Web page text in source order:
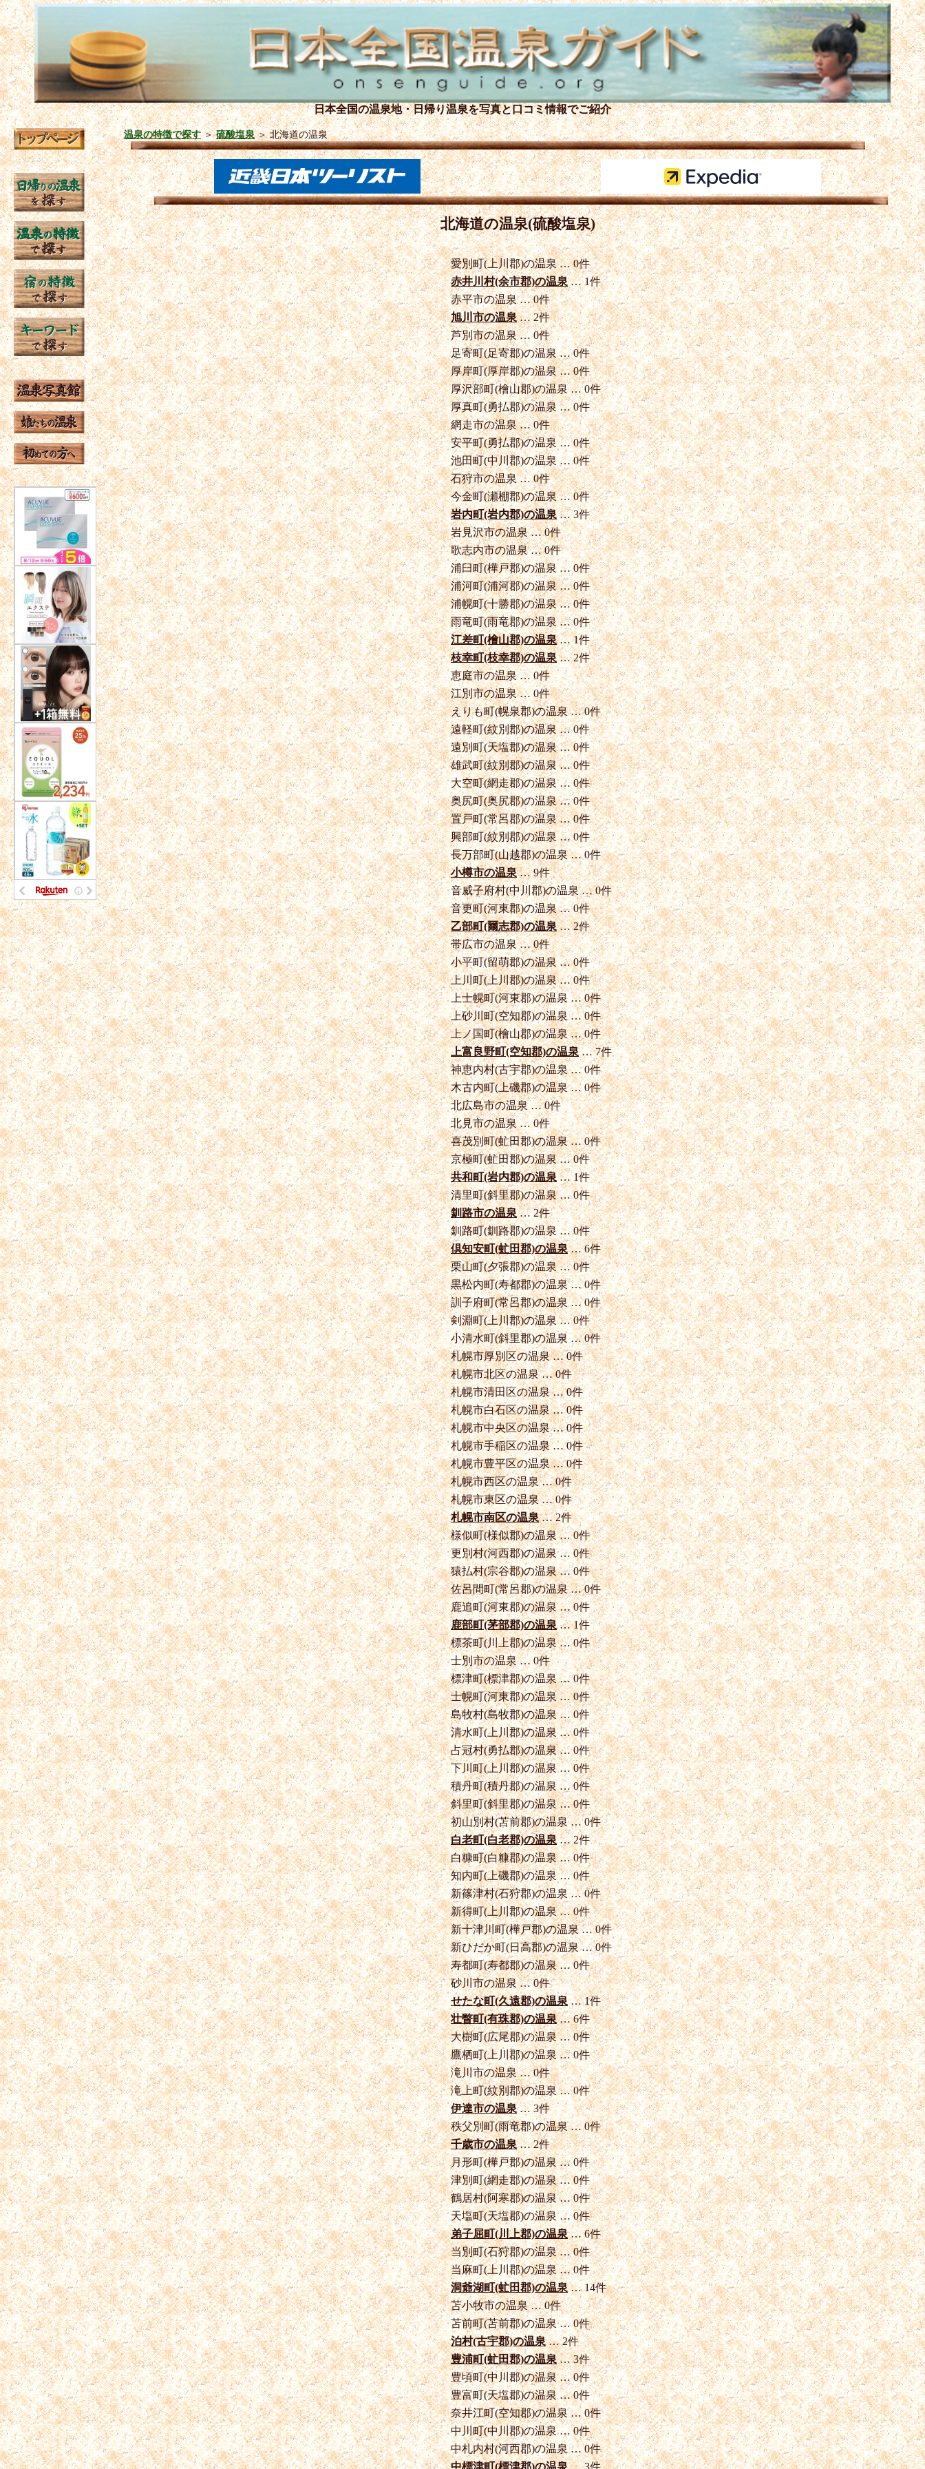
日本全国の温泉地・日帰り温泉を写真と口コミ情報でご紹介
温泉の特徴で探す＞硫酸塩泉＞北海道の温泉
北海道の温泉(硫酸塩泉)
愛別町(上川郡)の温泉 … 0件
赤井川村(余市郡)の温泉… 1件
赤平市の温泉 … 0件
旭川市の温泉… 2件
芦別市の温泉 … 0件
足寄町(足寄郡)の温泉 … 0件
厚岸町(厚岸郡)の温泉 … 0件
厚沢部町(檜山郡)の温泉 … 0件
厚真町(勇払郡)の温泉 … 0件
網走市の温泉 … 0件
安平町(勇払郡)の温泉 … 0件
池田町(中川郡)の温泉 … 0件
石狩市の温泉 … 0件
今金町(瀬棚郡)の温泉 … 0件
岩内町(岩内郡)の温泉… 3件
岩見沢市の温泉 … 0件
歌志内市の温泉 … 0件
浦臼町(樺戸郡)の温泉 … 0件
浦河町(浦河郡)の温泉 … 0件
浦幌町(十勝郡)の温泉 … 0件
雨竜町(雨竜郡)の温泉 … 0件
江差町(檜山郡)の温泉… 1件
枝幸町(枝幸郡)の温泉… 2件
恵庭市の温泉 … 0件
江別市の温泉 … 0件
えりも町(幌泉郡)の温泉 … 0件
遠軽町(紋別郡)の温泉 … 0件
遠別町(天塩郡)の温泉 … 0件
雄武町(紋別郡)の温泉 … 0件
大空町(網走郡)の温泉 … 0件
奥尻町(奥尻郡)の温泉 … 0件
置戸町(常呂郡)の温泉 … 0件
興部町(紋別郡)の温泉 … 0件
長万部町(山越郡)の温泉 … 0件
小樽市の温泉… 9件
音威子府村(中川郡)の温泉 … 0件
音更町(河東郡)の温泉 … 0件
乙部町(爾志郡)の温泉… 2件
帯広市の温泉 … 0件
小平町(留萌郡)の温泉 … 0件
上川町(上川郡)の温泉 … 0件
上士幌町(河東郡)の温泉 … 0件
上砂川町(空知郡)の温泉 … 0件
上ノ国町(檜山郡)の温泉 … 0件
上富良野町(空知郡)の温泉… 7件
神恵内村(古宇郡)の温泉 … 0件
木古内町(上磯郡)の温泉 … 0件
北広島市の温泉 … 0件
北見市の温泉 … 0件
喜茂別町(虻田郡)の温泉 … 0件
京極町(虻田郡)の温泉 … 0件
共和町(岩内郡)の温泉… 1件
清里町(斜里郡)の温泉 … 0件
釧路市の温泉… 2件
釧路町(釧路郡)の温泉 … 0件
倶知安町(虻田郡)の温泉… 6件
栗山町(夕張郡)の温泉 … 0件
黒松内町(寿都郡)の温泉 … 0件
訓子府町(常呂郡)の温泉 … 0件
剣淵町(上川郡)の温泉 … 0件
小清水町(斜里郡)の温泉 … 0件
札幌市厚別区の温泉 … 0件
札幌市北区の温泉 … 0件
札幌市清田区の温泉 … 0件
札幌市白石区の温泉 … 0件
札幌市中央区の温泉 … 0件
札幌市手稲区の温泉 … 0件
札幌市豊平区の温泉 … 0件
札幌市西区の温泉 … 0件
札幌市東区の温泉 … 0件
札幌市南区の温泉… 2件
様似町(様似郡)の温泉 … 0件
更別村(河西郡)の温泉 … 0件
猿払村(宗谷郡)の温泉 … 0件
佐呂間町(常呂郡)の温泉 … 0件
鹿追町(河東郡)の温泉 … 0件
鹿部町(茅部郡)の温泉… 1件
標茶町(川上郡)の温泉 … 0件
士別市の温泉 … 0件
標津町(標津郡)の温泉 … 0件
士幌町(河東郡)の温泉 … 0件
島牧村(島牧郡)の温泉 … 0件
清水町(上川郡)の温泉 … 0件
占冠村(勇払郡)の温泉 … 0件
下川町(上川郡)の温泉 … 0件
積丹町(積丹郡)の温泉 … 0件
斜里町(斜里郡)の温泉 … 0件
初山別村(苫前郡)の温泉 … 0件
白老町(白老郡)の温泉… 2件
白糠町(白糠郡)の温泉 … 0件
知内町(上磯郡)の温泉 … 0件
新篠津村(石狩郡)の温泉 … 0件
新得町(上川郡)の温泉 … 0件
新十津川町(樺戸郡)の温泉 … 0件
新ひだか町(日高郡)の温泉 … 0件
寿都町(寿都郡)の温泉 … 0件
砂川市の温泉 … 0件
せたな町(久遠郡)の温泉… 1件
壮瞥町(有珠郡)の温泉… 6件
大樹町(広尾郡)の温泉 … 0件
鷹栖町(上川郡)の温泉 … 0件
滝川市の温泉 … 0件
滝上町(紋別郡)の温泉 … 0件
伊達市の温泉… 3件
秩父別町(雨竜郡)の温泉 … 0件
千歳市の温泉… 2件
月形町(樺戸郡)の温泉 … 0件
津別町(網走郡)の温泉 … 0件
鶴居村(阿寒郡)の温泉 … 0件
天塩町(天塩郡)の温泉 … 0件
弟子屈町(川上郡)の温泉… 6件
当別町(石狩郡)の温泉 … 0件
当麻町(上川郡)の温泉 … 0件
洞爺湖町(虻田郡)の温泉… 14件
苫小牧市の温泉 … 0件
苫前町(苫前郡)の温泉 … 0件
泊村(古宇郡)の温泉… 2件
豊浦町(虻田郡)の温泉… 3件
豊頃町(中川郡)の温泉 … 0件
豊富町(天塩郡)の温泉 … 0件
奈井江町(空知郡)の温泉 … 0件
中川町(中川郡)の温泉 … 0件
中札内村(河西郡)の温泉 … 0件
中標津町(標津郡)の温泉… 3件